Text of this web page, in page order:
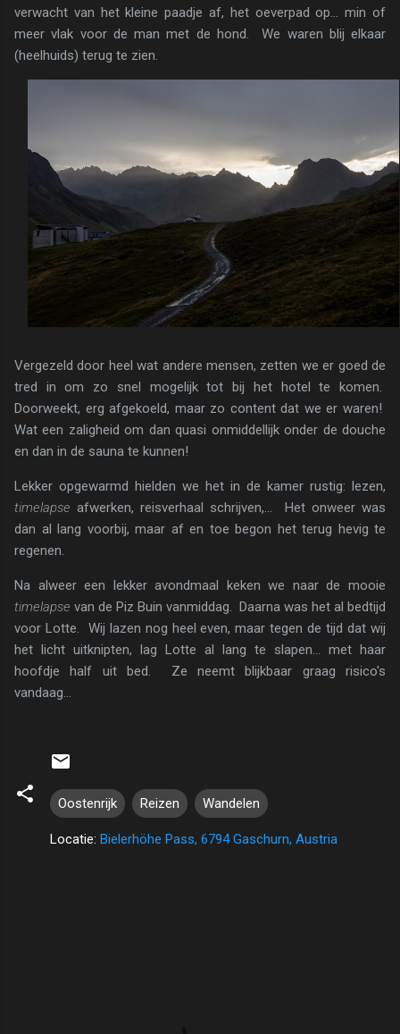
verwacht van het kleine paadje af, het oeverpad op... min of
meer vlak voor de man met de hond. We waren blij elkaar
(heelhuids) terug te zien.
Vergezeld door heel wat andere mensen, zetten we er goed de
tred in om zo snel mogelijk tot bij het hotel te komen.
Doorweekt, erg afgekoeld, maar zo content dat we er waren!
Wat een zaligheid om dan quasi onmiddellijk onder de douche
en dan in de sauna te kunnen!
Lekker opgewarmd hielden we het in de kamer rustig: lezen,
timelapse afwerken, reisverhaal schrijven,... Het onweer was
dan al lang voorbij, maar af en toe begon het terug hevig te
regenen.
Na alweer een lekker avondmaal keken we naar de mooie
timelapse van de Piz Buin vanmiddag. Daarna was het al bedtijd
voor Lotte. Wij lazen nog heel even, maar tegen de tijd dat wij
het licht uitknipten, lag Lotte al lang te slapen... met haar
hoofdje half uit bed. Ze neemt blijkbaar graag risico's
vandaag...
Oostenrijk Reizen Wandelen
Locatie: Bielerhöhe Pass, 6794 Gaschurn, Austria